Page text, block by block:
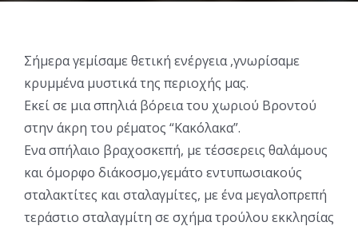
Σήμερα γεμίσαμε θετική ενέργεια ,γνωρίσαμε
κρυμμένα μυστικά της περιοχής μας.
Εκεί σε μια σπηλιά βόρεια του χωριού Βροντού
στην άκρη του ρέματος “Κακόλακα”.
Ενα σπήλαιο βραχοσκεπή, με τέσσερεις θαλάμους
και όμορφο διάκοσμο,γεμάτο εντυπωσιακούς
σταλακτίτες και σταλαγμίτες, με ένα μεγαλοπρεπή
τεράστιο σταλαγμίτη σε σχήμα τρούλου εκκλησίας